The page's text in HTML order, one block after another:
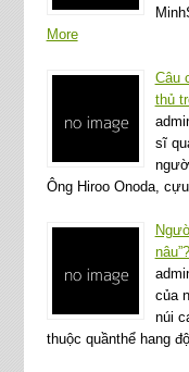
More
Câu
thủ
sĩ
Ông Hiroo Onoda,
nâu”?
của
núi
thuộc quầnthể hang